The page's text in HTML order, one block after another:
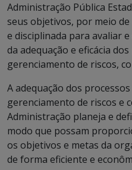
Administração Pública
seus objetivos, por meio
e disciplinada para avaliar
da adequação e eficácia
gerenciamento de riscos,
A adequação dos
gerenciamento de riscos e
Administração planeja e
modo que possam
os objetivos e metas da
de forma eficiente e